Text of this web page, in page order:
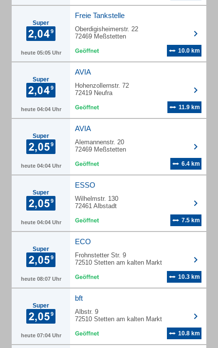
Super
heute 05:05 Uhr
Freie Tankstelle
Oberdigisheimerstr. 22
72469 Meßstetten
10.0 km
Super
heute 04:04 Uhr
AVIA
Hohenzollernstr. 72
72419 Neufra
11.9 km
Super
heute 04:04 Uhr
AVIA
Alemannenstr. 20
72469 Meßstetten
6.4 km
Super
heute 04:04 Uhr
ESSO
Wilhelmstr. 130
72461 Albstadt
7.5 km
Super
heute 08:07 Uhr
ECO
Frohnstetter Str. 9
72510 Stetten am kalten Markt
10.3 km
Super
heute 07:04 Uhr
bft
Albstr. 9
72510 Stetten am kalten Markt
10.8 km